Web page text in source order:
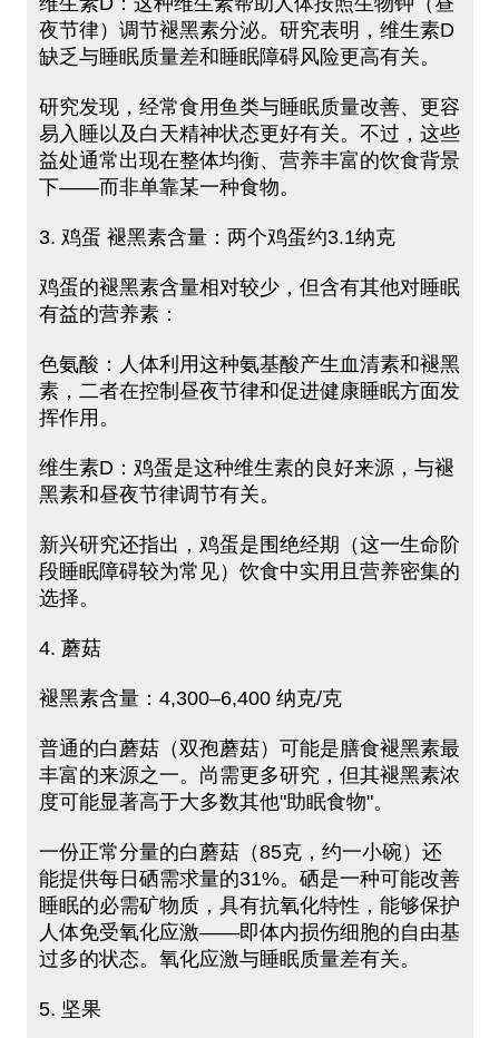
夜节律）调节褪黑素分泌。研究表明，维生素D
缺乏与睡眠质量差和睡眠障碍风险更高有关。
研究发现，经常食用鱼类与睡眠质量改善、更容
易入睡以及白天精神状态更好有关。不过，这些
益处通常出现在整体均衡、营养丰富的饮食背景
下——而非单靠某一种食物。
3. 鸡蛋 褪黑素含量：两个鸡蛋约3.1纳克
鸡蛋的褪黑素含量相对较少，但含有其他对睡眠
有益的营养素：
色氨酸：人体利用这种氨基酸产生血清素和褪黑
素，二者在控制昼夜节律和促进健康睡眠方面发
挥作用。
维生素D：鸡蛋是这种维生素的良好来源，与褪
黑素和昼夜节律调节有关。
新兴研究还指出，鸡蛋是围绝经期（这一生命阶
段睡眠障碍较为常见）饮食中实用且营养密集的
选择。
4. 蘑菇
褪黑素含量：4,300–6,400 纳克/克
普通的白蘑菇（双孢蘑菇）可能是膳食褪黑素最
丰富的来源之一。尚需更多研究，但其褪黑素浓
度可能显著高于大多数其他"助眠食物"。
一份正常分量的白蘑菇（85克，约一小碗）还
能提供每日硒需求量的31%。硒是一种可能改善
睡眠的必需矿物质，具有抗氧化特性，能够保护
人体免受氧化应激——即体内损伤细胞的自由基
过多的状态。氧化应激与睡眠质量差有关。
5. 坚果